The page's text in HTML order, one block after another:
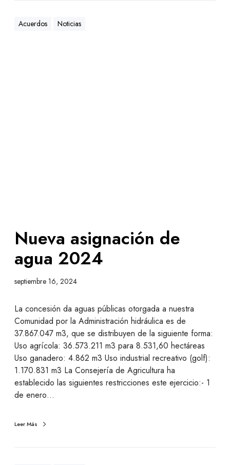
Acuerdos Noticias
Nueva asignación de
agua 2024
septiembre 16, 2024
La concesión da aguas públicas otorgada a nuestra
Comunidad por la Administración hidráulica es de
37.867.047 m3, que se distribuyen de la siguiente forma:
Uso agrícola: 36.573.211 m3 para 8.531,60 hectáreas
Uso ganadero: 4.862 m3 Uso industrial recreativo (golf):
1.170.831 m3 La Consejería de Agricultura ha
establecido las siguientes restricciones este ejercicio:- 1
de enero…
Leer Más